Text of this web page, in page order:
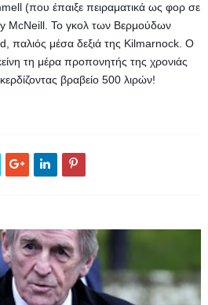
(που έπαιξε πειραματικά ως φορ σε
McNeill. To γκολ των Βερμούδων
παλιός μέσα δεξιά της Kilmarnock. Ο
τη μέρα προπονητής της χρονιάς
βραβείο 500 λιρών!